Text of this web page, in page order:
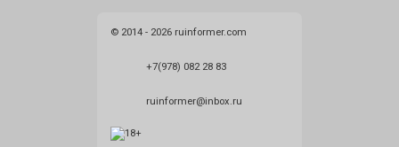
© 2014 - 2026 ruinformer.com
+7(978) 082 28 83
ruinformer@inbox.ru